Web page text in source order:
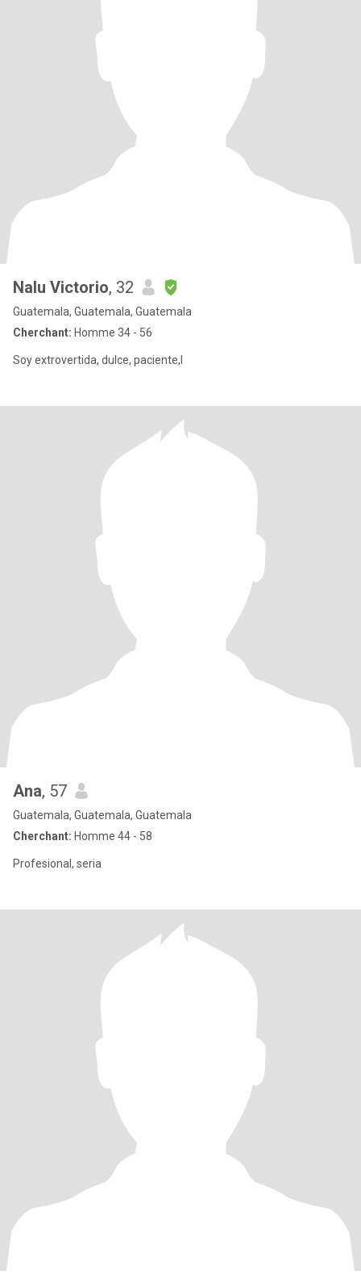
Nalu Victorio, 32
Guatemala, Guatemala, Guatemala
Cherchant: Homme 34 - 56
Soy extrovertida, dulce, paciente,l
Ana, 57
Guatemala, Guatemala, Guatemala
Cherchant: Homme 44 - 58
Profesional, seria